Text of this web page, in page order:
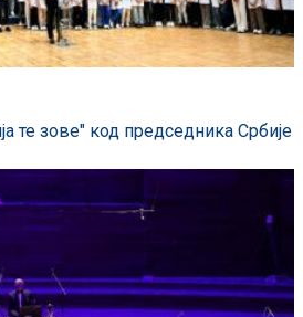
те зове" код председника Србије